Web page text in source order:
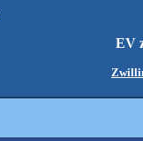
EV